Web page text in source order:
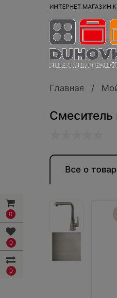
0
0
0
ИНТЕРНЕТ МАГАЗИН
Главная
Смеситель
Все о